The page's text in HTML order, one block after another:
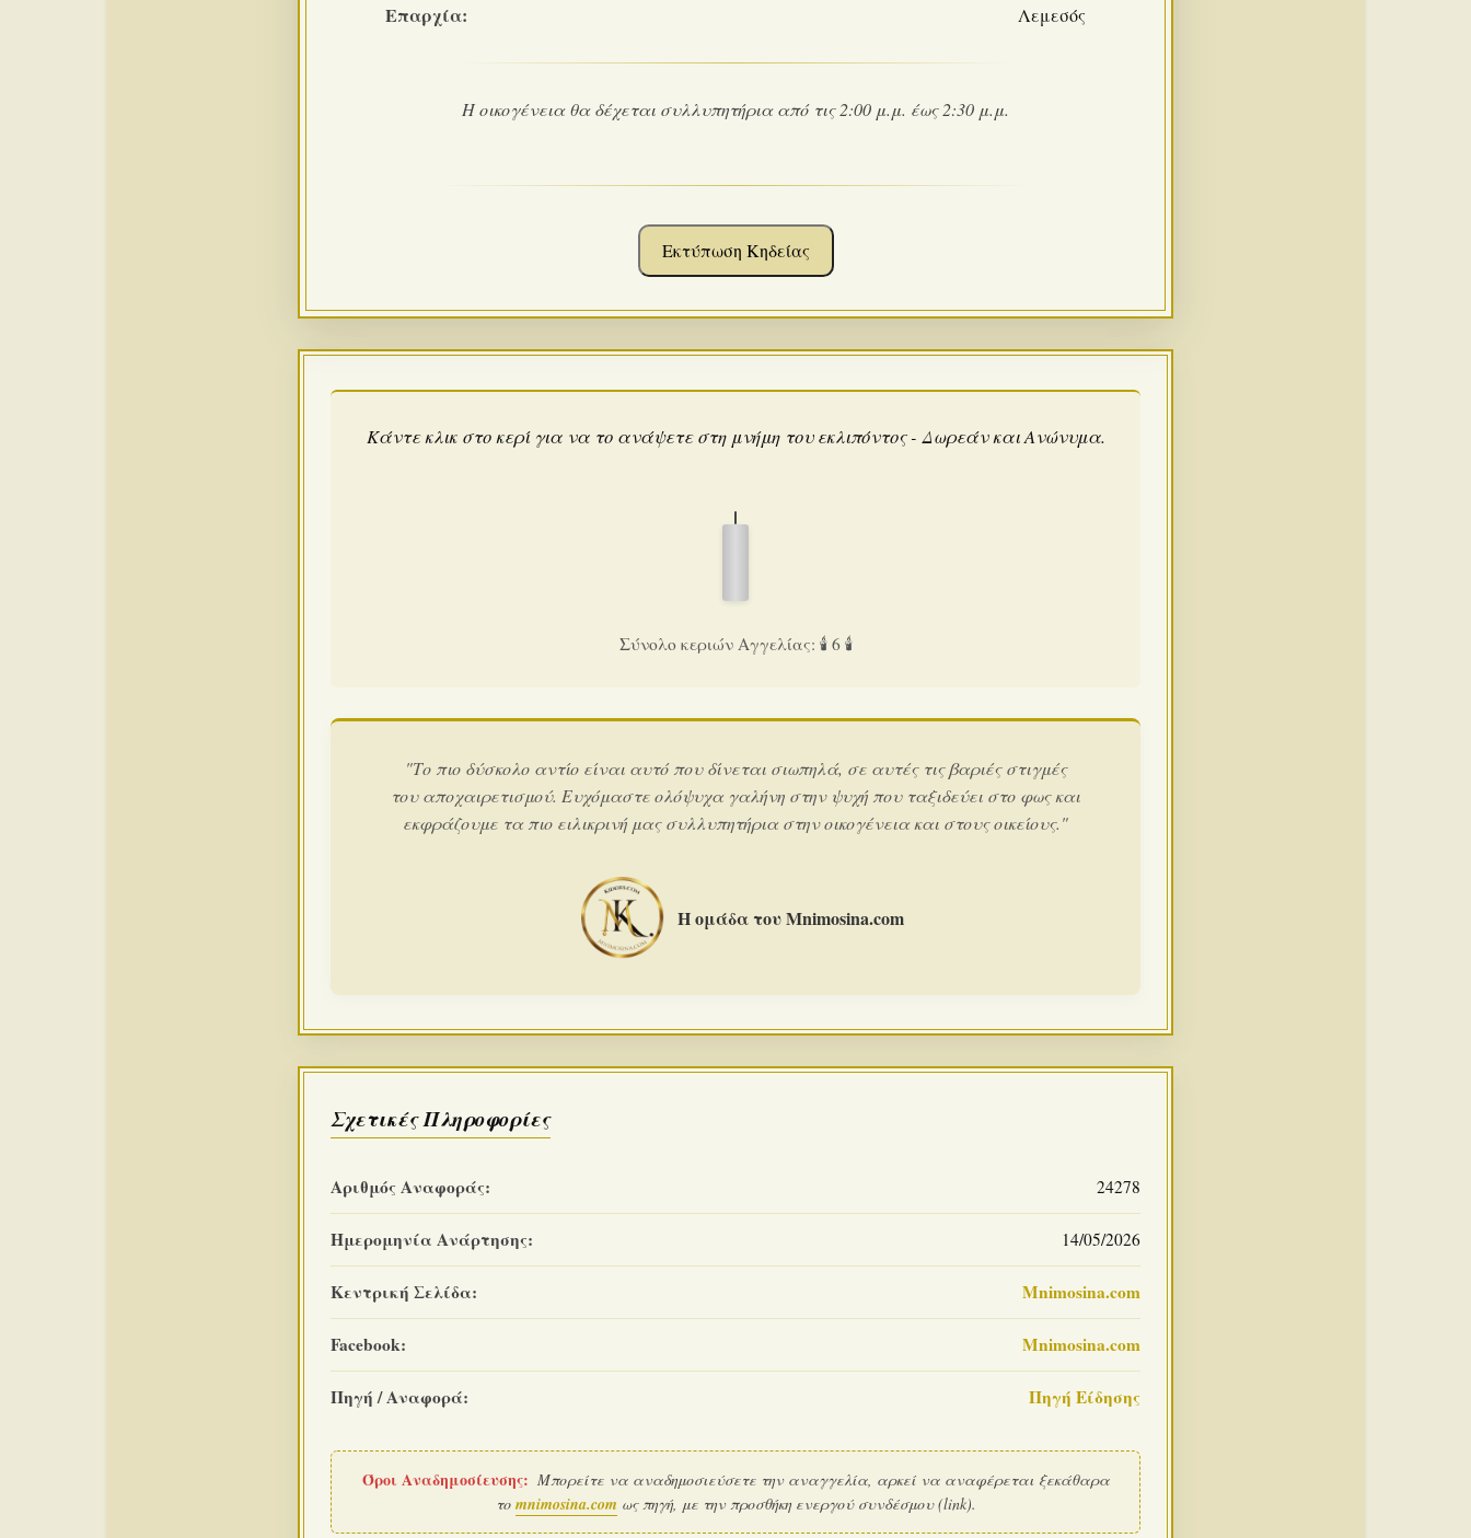
Επαρχία: Λεμεσός
Η οικογένεια θα δέχεται συλλυπητήρια από τις 2:00 μ.μ. έως 2:30 μ.μ.
Εκτύπωση Κηδείας
Κάντε κλικ στο κερί για να το ανάψετε στη μνήμη του εκλιπόντος - Δωρεάν και Ανώνυμα.
Σύνολο κεριών Αγγελίας: 🕯️ 6 🕯️
"Το πιο δύσκολο αντίο είναι αυτό που δίνεται σιωπηλά, σε αυτές τις βαριές στιγμές
του αποχαιρετισμού. Ευχόμαστε ολόψυχα γαλήνη στην ψυχή που ταξιδεύει στο φως και
εκφράζουμε τα πιο ειλικρινή μας συλλυπητήρια στην οικογένεια και στους οικείους."
Η ομάδα του Mnimosina.com
Σχετικές Πληροφορίες
Αριθμός Αναφοράς: 24278
Ημερομηνία Ανάρτησης: 14/05/2026
Κεντρική Σελίδα: Mnimosina.com
Facebook: Mnimosina.com
Πηγή / Αναφορά: Πηγή Είδησης
Όροι Αναδημοσίευσης: Μπορείτε να αναδημοσιεύσετε την αναγγελία, αρκεί να αναφέρεται ξεκάθαρα
το mnimosina.com ως πηγή, με την προσθήκη ενεργού συνδέσμου (link).